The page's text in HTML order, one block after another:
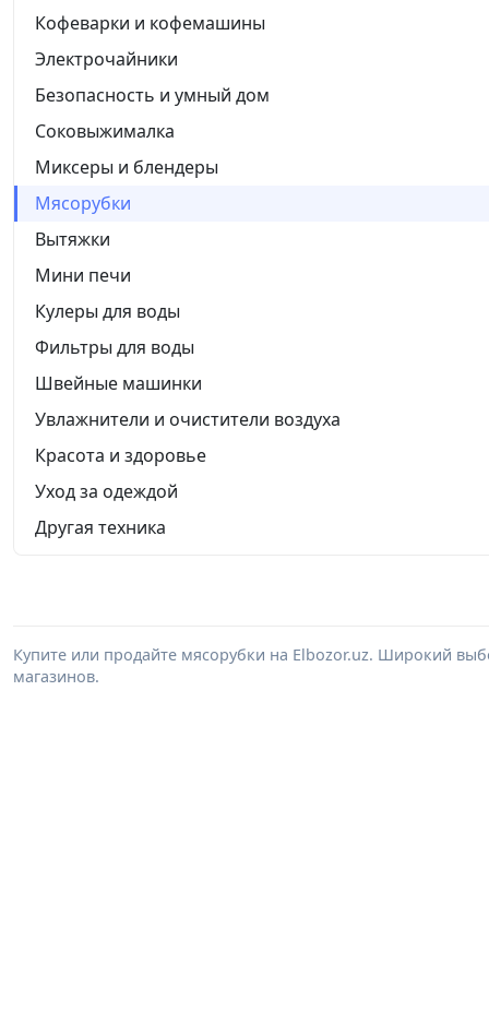
Кофеварки и кофемашины
Электрочайники
Безопасность и умный дом
Соковыжималка
Миксеры и блендеры
Мясорубки
Вытяжки
Мини печи
Кулеры для воды
Фильтры для воды
Швейные машинки
Увлажнители и очистители воздуха
Красота и здоровье
Уход за одеждой
Другая техника
Купите или продайте мясорубки на Elbozor.uz. Широкий
магазинов.